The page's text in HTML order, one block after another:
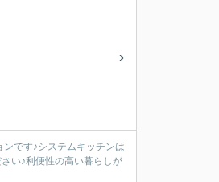
です♪システムキッチンは
い♪利便性の高い暮らしが